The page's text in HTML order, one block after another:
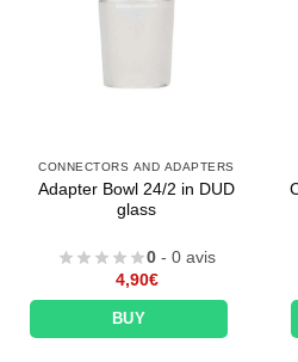
CONNECTORS AND ADAPTERS
Adapter Bowl 24/2 in DUD
glass
0 - 0 avis
4,90€
BUY